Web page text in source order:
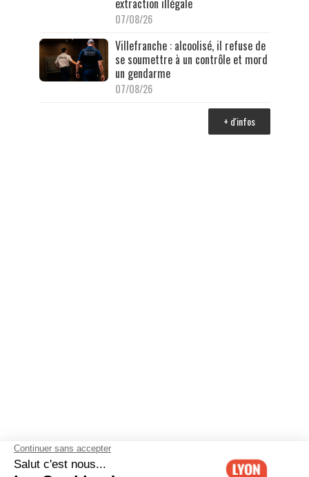
07/08/26
Villefranche : alcoolisé, il refuse de
se soumettre à un contrôle et mord
un gendarme
07/08/26
+ d'infos